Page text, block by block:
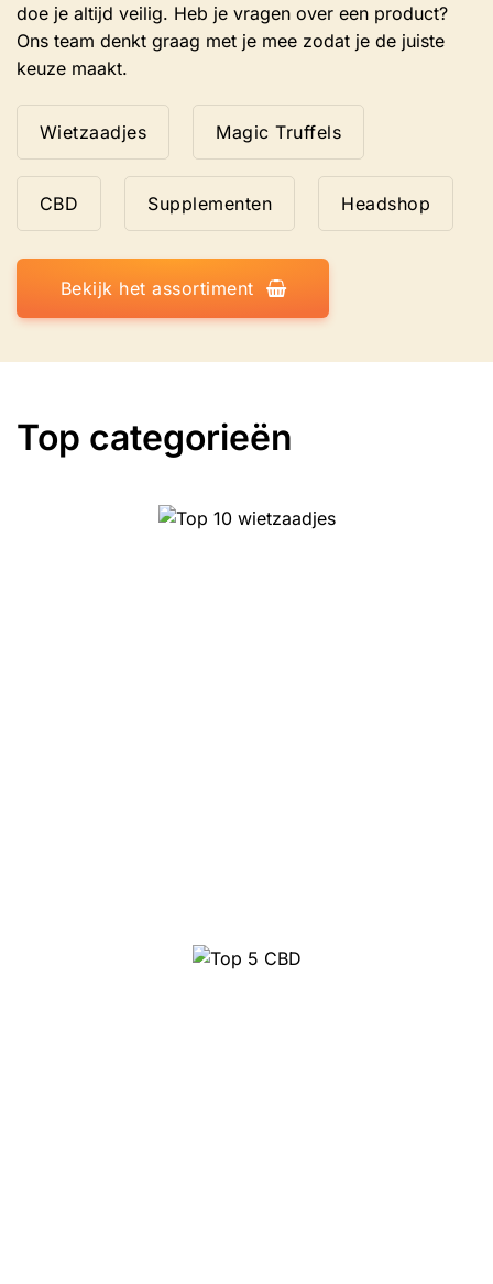
doe je altijd veilig. Heb je vragen over een product?
Ons team denkt graag met je mee zodat je de juiste
keuze maakt.
Wietzaadjes Magic Truffels
CBD Supplementen Headshop
Bekijk het assortiment
Top categorieën